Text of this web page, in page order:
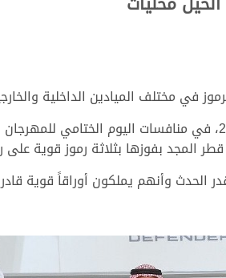
في مختلف الميادين الداخلية
وكتبت هجن أبناء الشحانية صفحة جديدة من الإبداع والإمتاع، مساء اليوم الأربعاء 22 فبراير
المجد بفوزها بثلاثة رموز قوية على
الحدث وأنهم يملكون أوراقاً قوية